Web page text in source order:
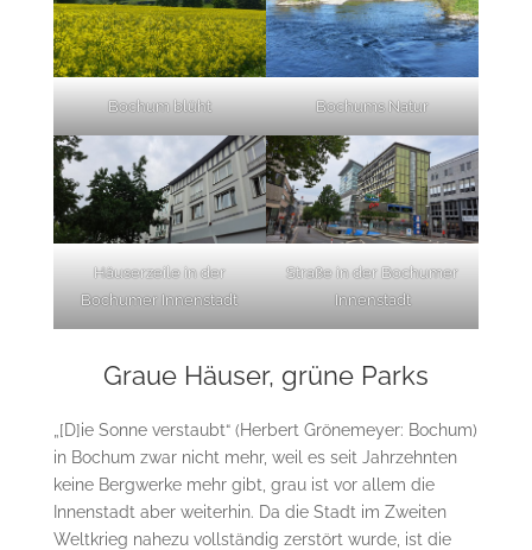
Bochum blüht Bochums Natur
Häuserzeile in der
Bochumer Innenstadt
Straße in der Bochumer
Innenstadt
Graue Häuser, grüne Parks
„[D]ie Sonne verstaubt“ (Herbert Grönemeyer: Bochum)
in Bochum zwar nicht mehr, weil es seit Jahrzehnten
keine Bergwerke mehr gibt, grau ist vor allem die
Innenstadt aber weiterhin. Da die Stadt im Zweiten
Weltkrieg nahezu vollständig zerstört wurde, ist die